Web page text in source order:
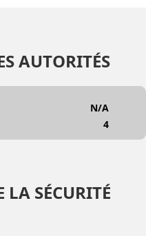
AUTORITÉS
N/A
4
SÉCURITÉ